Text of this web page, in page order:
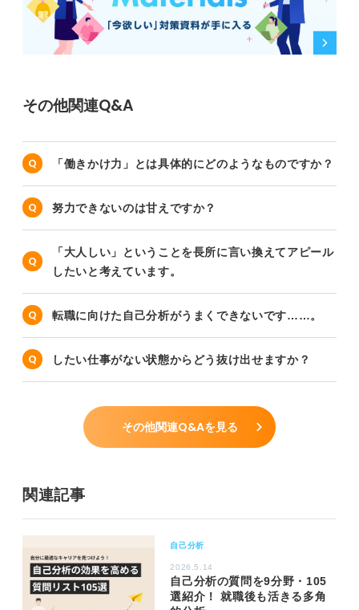
その他関連Q&A
「働きかけ力」とは具体的にどのようなものですか？
努力できないのは甘えですか？
「大人しい」ということを長所に言い換えてアピール
したいと考えています。
転職に向けた自己分析がうまくできないです……。
したい仕事がない状態からどう抜け出せますか？
その他関連Q&Aを見る
関連記事
自己分析
2026.5.14
自己分析の質問を9分野・105
選紹介！ 就職後も活きる多角